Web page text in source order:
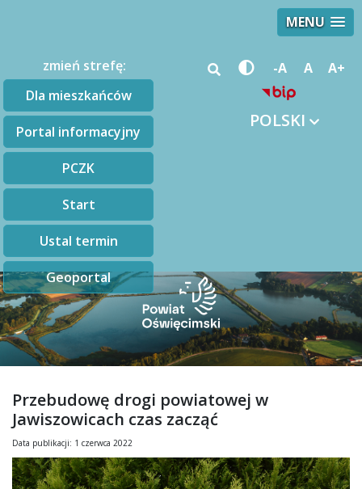
MENU
zmień strefę:
Dla mieszkańców
Portal informacyjny
PCZK
Start
Ustal termin
Geoportal
-A A A+
POLSKI
Przebudowę drogi powiatowej w
Jawiszowicach czas zacząć
Data publikacji: 1 czerwca 2022